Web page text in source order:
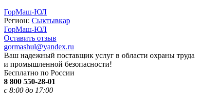
ГорМаш-ЮЛ
Регион: Сыктывкар
ГорМаш-ЮЛ
Оставить отзыв
gormashul@yandex.ru
Ваш надежный поставщик услуг в области охраны труда
и промышленной безопасности!
Бесплатно по России
8 800 550-28-01
с 8:00 до 17:00